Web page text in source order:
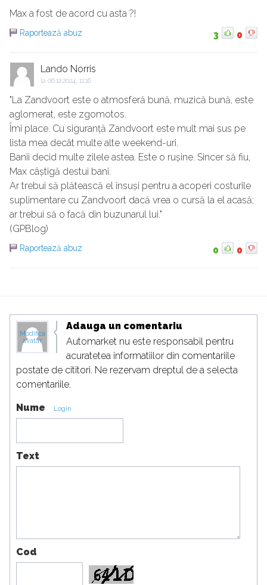
Max a fost de acord cu asta ?!
Raportează abuz 3 0
Lando Norris
la 06.12.2024, 11:16
"La Zandvoort este o atmosferă bună, muzică bună, este
aglomerat, este zgomotos.
Îmi place. Cu siguranță Zandvoort este mult mai sus pe
lista mea decât multe alte weekend-uri.
Banii decid multe zilele astea. Este o rușine. Sincer să fiu,
Max câștigă destui bani.
Ar trebui să plătească el însuși pentru a acoperi costurile
suplimentare cu Zandvoort dacă vrea o cursă la el acasă;
ar trebui să o facă din buzunarul lui."
(GPBlog)
Raportează abuz 0 0
Modifica
avatar
Adauga un comentariu
Automarket nu este responsabil pentru
acuratetea informatiilor din comentariile
postate de cititori. Ne rezervam dreptul de a selecta
comentariile.
Nume Login
Text
Cod